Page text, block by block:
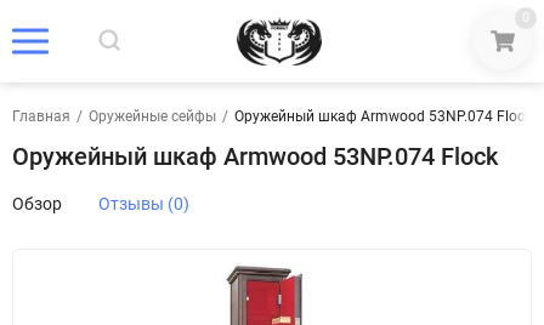
0
Главная / Оружейные сейфы / Оружейный шкаф Armwood 53NP.074 Flock
Оружейный шкаф Armwood 53NP.074 Flock
Обзор Отзывы (0)